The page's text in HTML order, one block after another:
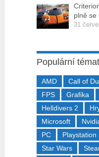
plně se
31
Populární
AMD Call of
FPS
Grafika
Helldivers 2
Microsoft
PC
Playstation
Star Wars